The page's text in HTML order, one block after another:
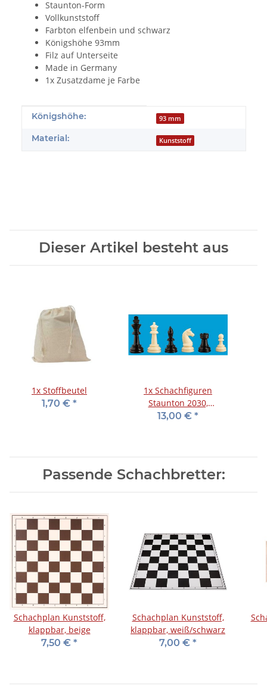
Staunton-Form
Vollkunststoff
Farbton elfenbein und schwarz
Königshöhe 93mm
Filz auf Unterseite
Made in Germany
1x Zusatzdame je Farbe
Produkteigenschaft
Wert
Königshöhe: 93 mm
Material: Kunststoff
Dieser Artikel besteht aus
1x Stoffbeutel
1,70 € *
1x Schachfiguren
Staunton 2030,
Kunststoff, 93 mm, 2
13,00 € *
Passende Schachbretter:
Schachplan Kunststoff,
klappbar, beige
7,50 € *
Schachplan Kunststoff,
klappbar, weiß/schwarz
7,00 € *